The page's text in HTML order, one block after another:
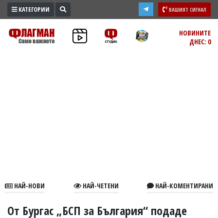
ПРОМО
ЗОНА
В
КАТЕГОРИИ ВАШИЯТ СИГНАЛ
НОВИНИТЕ
ДНЕС: 0
НАЙ-НОВИ НАЙ-ЧЕТЕНИ НАЙ-КОМЕНТИРАНИ
От Бургас „БСП за България“ подаде